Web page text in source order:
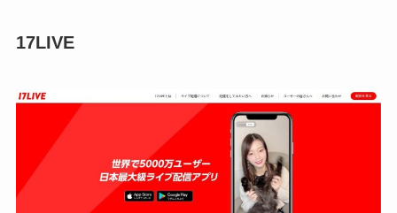
17LIVE